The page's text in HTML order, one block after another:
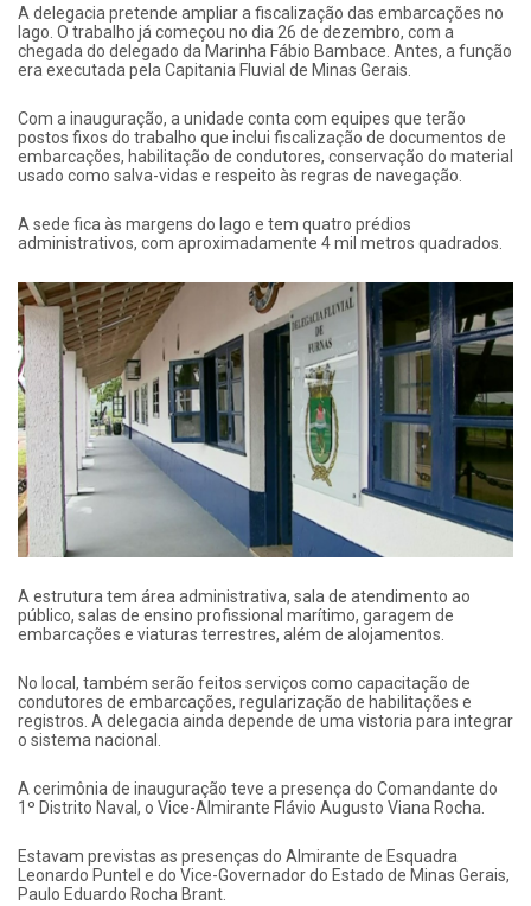
A delegacia pretende ampliar a fiscalização das embarcações no
lago. O trabalho já começou no dia 26 de dezembro, com a
chegada do delegado da Marinha Fábio Bambace. Antes, a função
era executada pela Capitania Fluvial de Minas Gerais.
Com a inauguração, a unidade conta com equipes que terão
postos fixos do trabalho que inclui fiscalização de documentos de
embarcações, habilitação de condutores, conservação do material
usado como salva-vidas e respeito às regras de navegação.
A sede fica às margens do lago e tem quatro prédios
administrativos, com aproximadamente 4 mil metros quadrados.
A estrutura tem área administrativa, sala de atendimento ao
público, salas de ensino profissional marítimo, garagem de
embarcações e viaturas terrestres, além de alojamentos.
No local, também serão feitos serviços como capacitação de
condutores de embarcações, regularização de habilitações e
registros. A delegacia ainda depende de uma vistoria para integrar
o sistema nacional.
A cerimônia de inauguração teve a presença do Comandante do
1º Distrito Naval, o Vice-Almirante Flávio Augusto Viana Rocha.
Estavam previstas as presenças do Almirante de Esquadra
Leonardo Puntel e do Vice-Governador do Estado de Minas Gerais,
Paulo Eduardo Rocha Brant.